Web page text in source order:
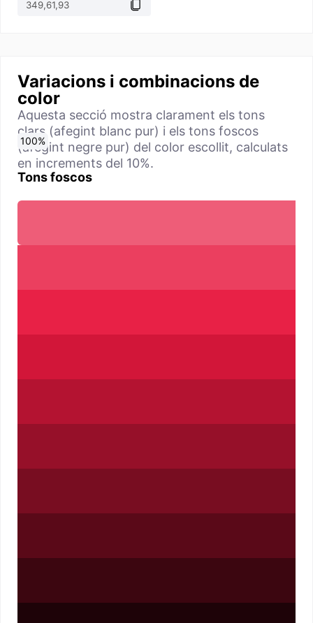
Variacions i combinacions de
color
Aquesta secció mostra clarament els tons
clars (afegint blanc pur) i els tons foscos
(afegint negre pur) del color escollit, calculats
en increments del 10%.
Tons foscos
0%
10%
20%
30%
40%
50%
60%
70%
80%
90%
100%